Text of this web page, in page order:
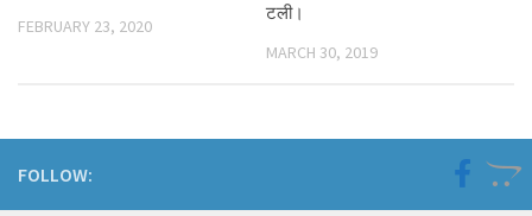
FEBRUARY 23, 2020
टली।
MARCH 30, 2019
FOLLOW: